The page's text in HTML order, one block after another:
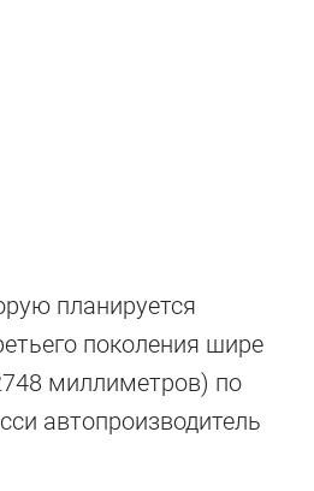
планируется
поколения шире
миллиметров) по
автопроизводитель